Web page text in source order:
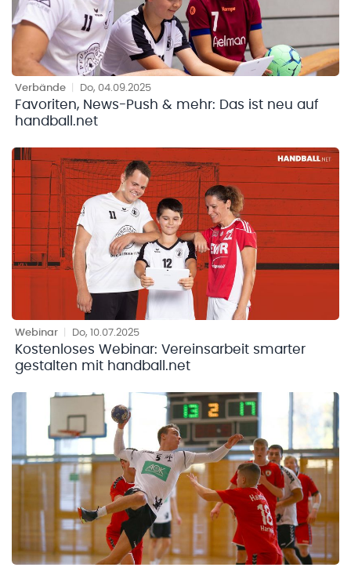
Verbände Do, 04.09.2025
Favoriten, News-Push & mehr: Das ist neu auf
handball.net
Webinar Do, 10.07.2025
Kostenloses Webinar: Vereinsarbeit smarter
gestalten mit handball.net